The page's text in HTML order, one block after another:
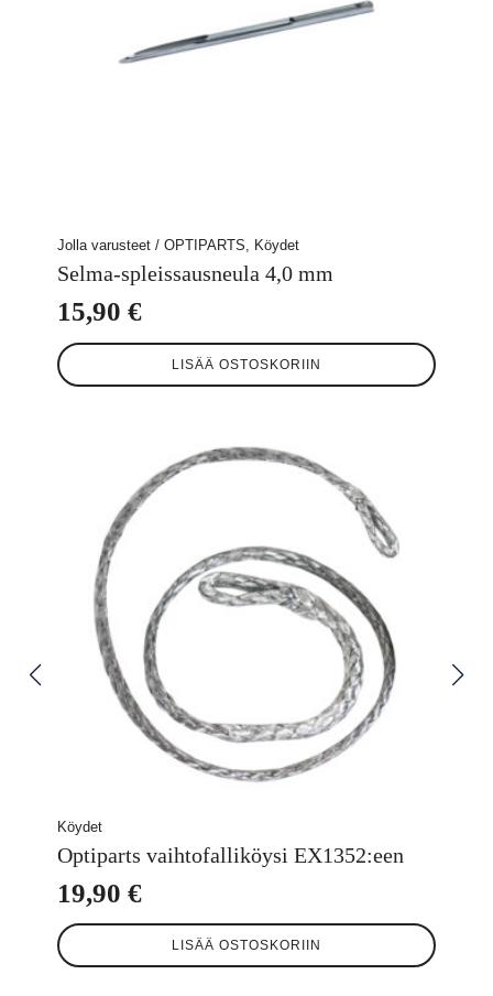
Jolla varusteet / OPTIPARTS, Köydet
Selma-spleissausneula 4,0 mm
15,90 €
LISÄÄ OSTOSKORIIN
Köydet
Optiparts vaihtofalliköysi EX1352:een
19,90 €
LISÄÄ OSTOSKORIIN